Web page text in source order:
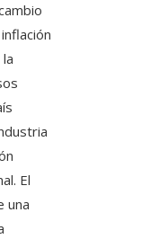
El
una